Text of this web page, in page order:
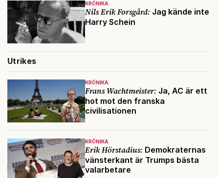
KRÖNIKA
Nils Erik Forsgård: Jag kände inte
Harry Schein
Utrikes
KRÖNIKA
Frans Wachtmeister: Ja, AC är ett
hot mot den franska
civilisationen
KRÖNIKA
Erik Hörstadius: Demokraternas
vänsterkant är Trumps bästa
valarbetare